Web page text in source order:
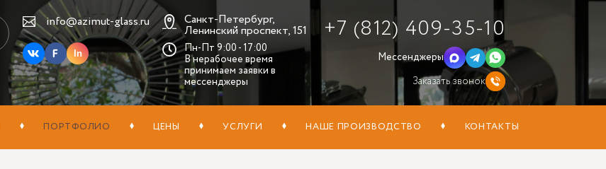
info@azimut-glass.ru
In
Санкт-Петербург,
Ленинский проспект, 151
Пн-Пт 9:00 - 17:00
В нерабочее время
принимаем заявки в
мессенджеры
+7 (812) 409-35-10
Мессенджеры
Заказать звонок
ПОРТФОЛИО ЦЕНЫ УСЛУГИ НАШЕ ПРОИЗВОДСТВО КОНТАКТЫ